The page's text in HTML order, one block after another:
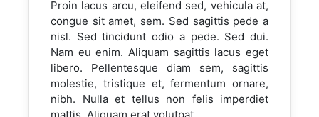
Proin lacus arcu, eleifend sed, vehicula at,
congue sit amet, sem. Sed sagittis pede a
nisl. Sed tincidunt odio a pede. Sed dui.
Nam eu enim. Aliquam sagittis lacus eget
libero. Pellentesque diam sem, sagittis
molestie, tristique et, fermentum ornare,
nibh. Nulla et tellus non felis imperdiet